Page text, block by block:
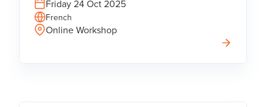
Friday 24 Oct 2025
French
Online Workshop